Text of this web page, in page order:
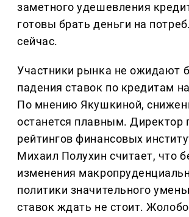
заметного удешевления
готовы брать деньги на
сейчас.
Участники рынка не ожидают
падения ставок по кредитам
По мнению Якушкиной,
останется плавным. Директор
рейтингов финансовых
Михаил Полухин считает, что
изменения
политики значительного
ставок ждать не стоит.